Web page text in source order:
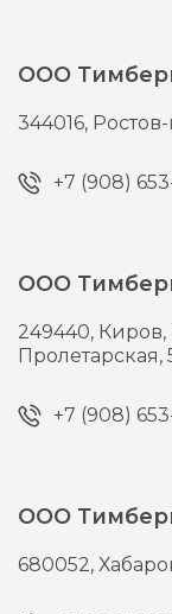
ООО
344016,
+7 (908)
ООО
249440, Киров,
Пролетарская,
+7 (908)
ООО
680052,